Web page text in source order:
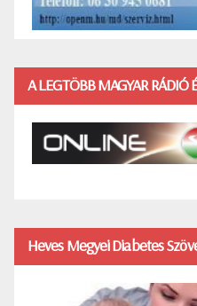
A LEGTÖBB MAGYAR RÁDIÓ
Heves Megyei Diabetes